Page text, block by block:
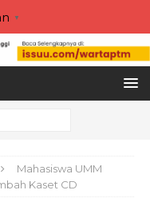
▼
Mahasiswa UMM
Kaset CD